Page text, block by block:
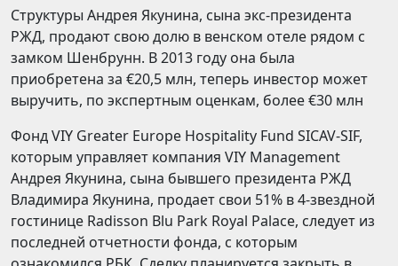
Структуры Андрея Якунина, сына экс-президента
РЖД, продают свою долю в венском отеле рядом с
замком Шенбрунн. В 2013 году она была
приобретена за €20,5 млн, теперь инвестор может
выручить, по экспертным оценкам, более €30 млн
Фонд VIY Greater Europe Hospitality Fund SICAV-SIF,
которым управляет компания VIY Management
Андрея Якунина, сына бывшего президента РЖД
Владимира Якунина, продает свои 51% в 4-звездной
гостинице Radisson Blu Park Royal Palace, следует из
последней отчетности фонда, с которым